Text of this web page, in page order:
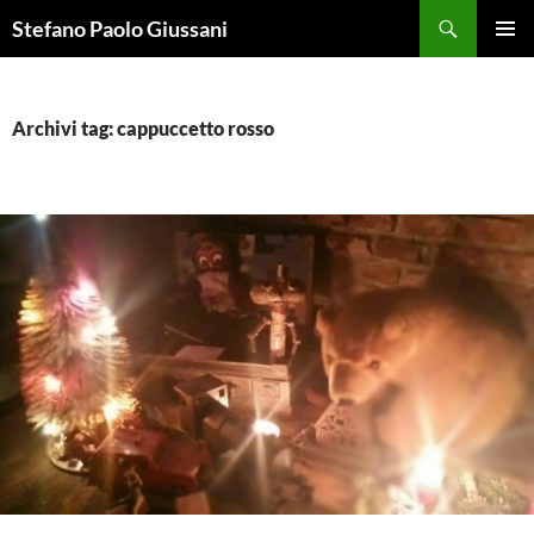
alStefano Paolo Giussani
Archivi tag: cappuccetto rosso